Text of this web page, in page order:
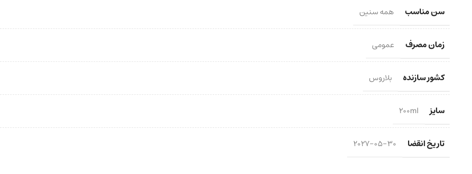
سن مناسب همه سنین
زمان مصرف عمومی
کشور سازنده بلاروس
سایز 200ml
تاریخ انقضا 2027-05-30